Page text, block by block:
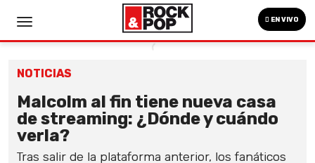
EN VIVO
NOTICIAS
Malcolm al fin tiene nueva casa
de streaming: ¿Dónde y cuándo
verla?
Tras salir de la plataforma anterior, los fanáticos